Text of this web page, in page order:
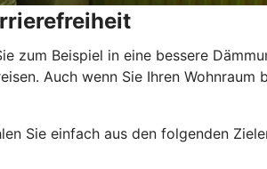
zum Beispiel in eine bessere
Auch wenn Sie Ihren
Sie einfach aus den folgenden